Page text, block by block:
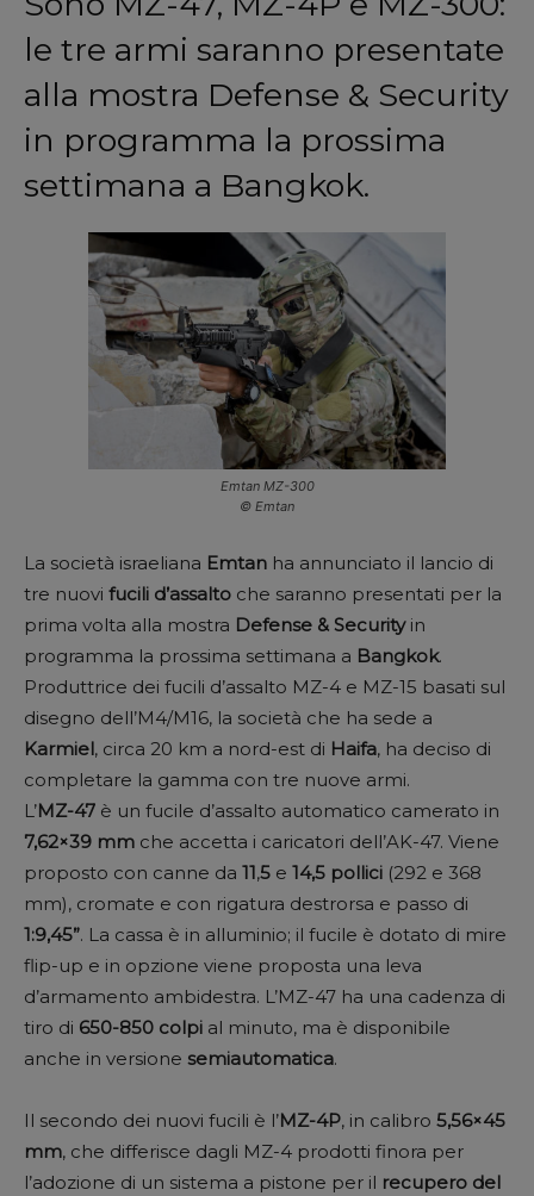
le tre armi saranno presentate
alla mostra Defense & Security
in programma la prossima
settimana a Bangkok.
Emtan MZ-300
© Emtan
La società israeliana Emtan ha annunciato il lancio di
tre nuovi fucili d’assalto che saranno presentati per la
prima volta alla mostra Defense & Securityin
programma la prossima settimana a Bangkok.
Produttrice dei fucili d’assalto MZ-4 e MZ-15 basati sul
disegno dell’M4/M16, la società che ha sede a
Karmiel, circa 20 km a nord-est di Haifa, ha deciso di
completare la gamma con tre nuove armi.
L’MZ-47 è un fucile d’assalto automatico camerato in
7,62×39 mm che accetta i caricatori dell’AK-47. Viene
proposto con canne da 11,5 e 14,5 pollici (292 e 368
mm), cromate e con rigatura destrorsa e passo di
1:9,45”. La cassa è in alluminio; il fucile è dotato di mire
flip-up e in opzione viene proposta una leva
d’armamento ambidestra. L’MZ-47 ha una cadenza di
tiro di 650-850 colpi al minuto, ma è disponibile
anche in versione semiautomatica.
Il secondo dei nuovi fucili è l’MZ-4P, in calibro 5,56×45
mm, che differisce dagli MZ-4 prodotti finora per
l’adozione di un sistema a pistone per il recupero del